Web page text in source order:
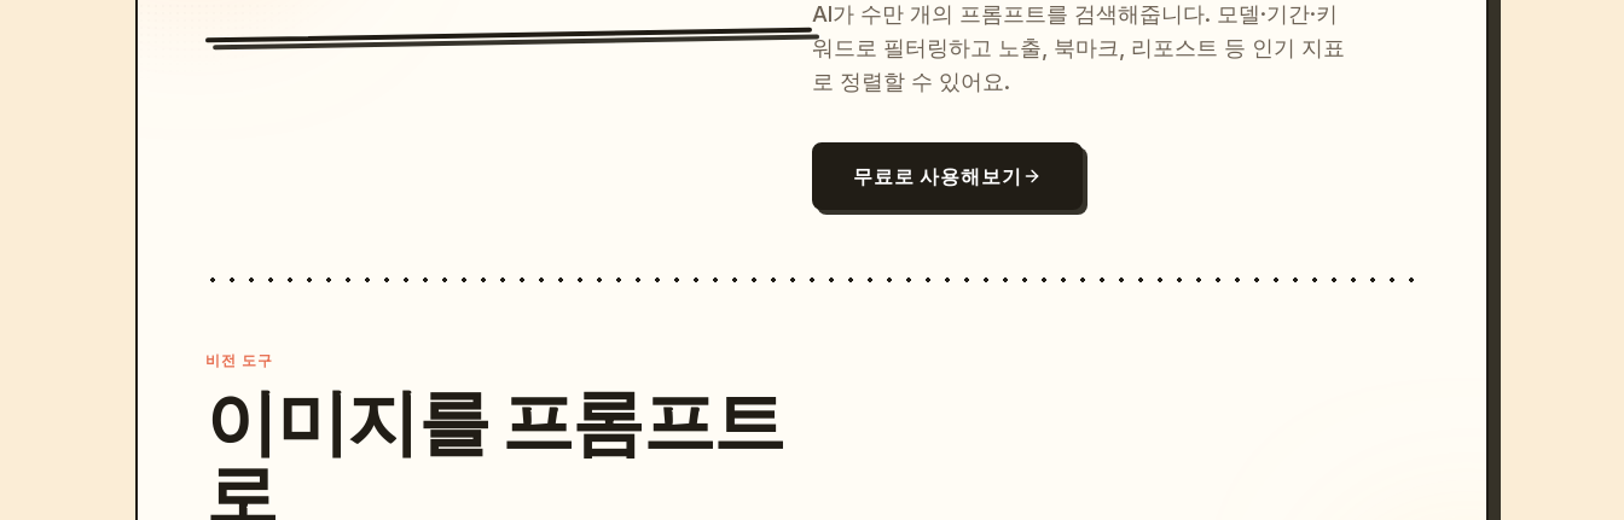
AI가 수만 개의 프롬프트를 검색해줍니다. 모델·기간·키
워드로 필터링하고 노출, 북마크, 리포스트 등 인기 지표
로 정렬할 수 있어요.
무료로 사용해보기
비전 도구
이미지를 프롬프트
로